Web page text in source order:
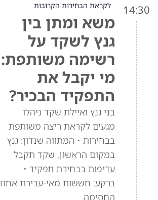
14:30 לקראת הבחירות הקרובות
משא ומתן בין
גנץ לשקד על
רשימה משותפת:
מי יקבל את
התפקיד הבכיר?
בני גנץ ואיילת שקד ניהלו
מגעים לקראת ריצה משותפת
בבחירות • המתווה שנדון: גנץ
במקום הראשון, שקד תקבל
עדיפות בבחירת תפקיד •
ברקע: חששות מאי-עבירת אחוז
החסימה